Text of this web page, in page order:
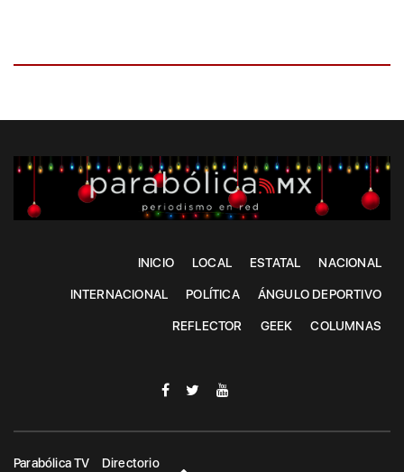
INICIO LOCAL ESTATAL NACIONAL
INTERNACIONAL POLÍTICA ÁNGULO DEPORTIVO
REFLECTOR GEEK COLUMNAS
Parabólica TV
Directorio